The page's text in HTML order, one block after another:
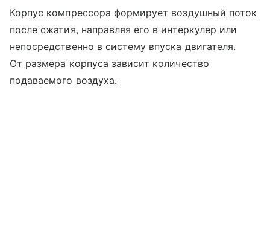
Корпус компрессора формирует воздушный поток
после сжатия, направляя его в интеркулер или
непосредственно в систему впуска двигателя.
От размера корпуса зависит количество
подаваемого воздуха.